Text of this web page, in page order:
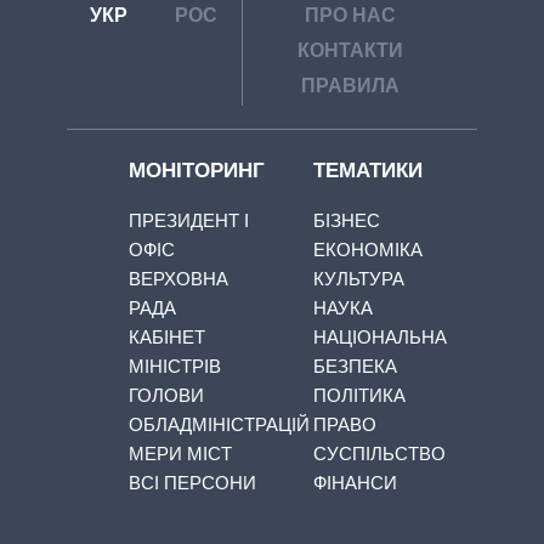
УКР РОС
ПРО НАС
КОНТАКТИ
ПРАВИЛА
МОНІТОРИНГ
ПРЕЗИДЕНТ І
ОФІС
ВЕРХОВНА
РАДА
КАБІНЕТ
МІНІСТРІВ
ГОЛОВИ
ОБЛАДМІНІСТРАЦІЙ
МЕРИ МІСТ
ВСІ ПЕРСОНИ
ТЕМАТИКИ
БІЗНЕС
ЕКОНОМІКА
КУЛЬТУРА
НАУКА
НАЦІОНАЛЬНА
БЕЗПЕКА
ПОЛІТИКА
ПРАВО
СУСПІЛЬСТВО
ФІНАНСИ